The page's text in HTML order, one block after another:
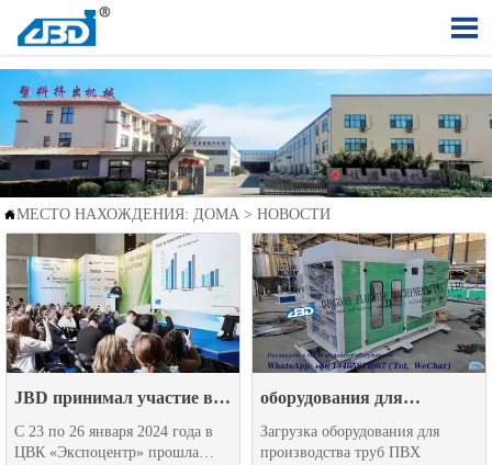

МЕСТО НАХОЖДЕНИЯ: ДОМА > НОВОСТИ
JBD принимал участие в
Московской выставке
2024
С 23 по 26 января 2024 года в
ЦВК «Экспоцентр» прошла
оборудования для
производства труб ПВХ
Загрузка оборудования для
производства труб ПВХ